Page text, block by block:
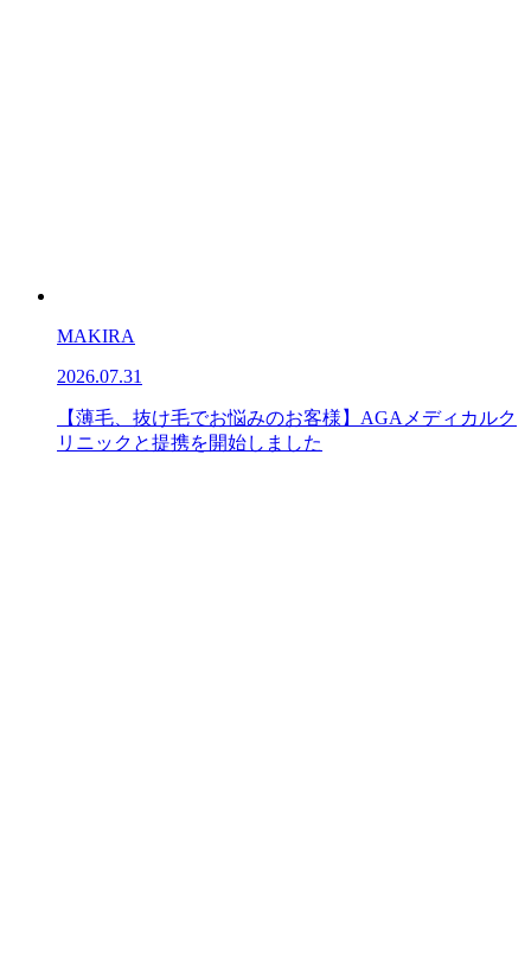
MAKIRA
2026.07.31
【薄毛、抜け毛でお悩みのお客様】AGAメディカルク
リニックと提携を開始しました